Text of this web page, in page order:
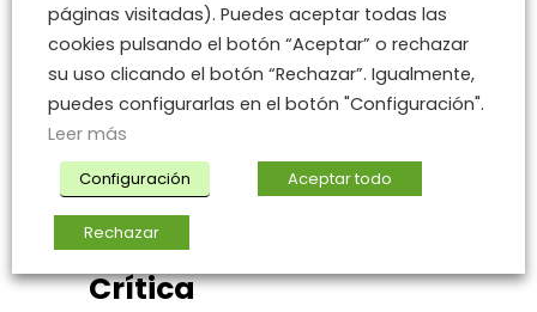
<INCIBE-CERT , Temas de actualidad/>
Avisos de Alerta
temprana: Múltiples
vulnerabilidades en
Virtual Tape
Repository de HPE.
Importancia 5 –
Crítica
páginas visitadas). Puedes aceptar todas las
cookies pulsando el botón “Aceptar” o rechazar
su uso clicando el botón “Rechazar”. Igualmente,
puedes configurarlas en el botón "Configuración".
Leer más
Configuración Aceptar todo
Rechazar